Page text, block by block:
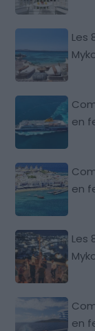
Les
en
en
Les
en